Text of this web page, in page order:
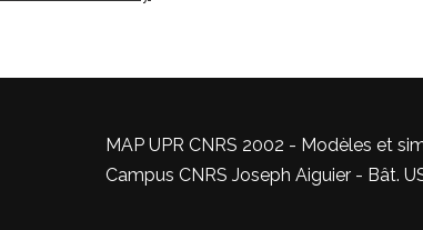
MAP UPR CNRS 2002 - Modèles et
Campus CNRS Joseph Aiguier - Bât.